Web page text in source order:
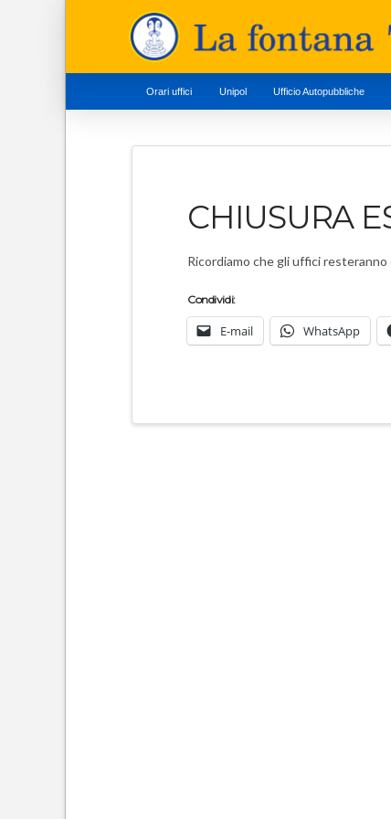
Orari uffici Unipol Ufficio Autopubbliche
CHIUSURA
Ricordiamo che gli uffici
Condividi:
E-mail WhatsApp